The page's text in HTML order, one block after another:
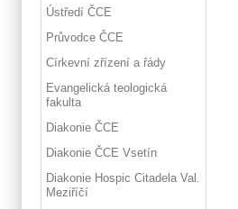
Ústředí ČCE
Průvodce ČCE
Církevní zřízení a řády
Evangelická teologická
fakulta
Diakonie ČCE
Diakonie ČCE Vsetín
Diakonie Hospic Citadela Val.
Meziříčí